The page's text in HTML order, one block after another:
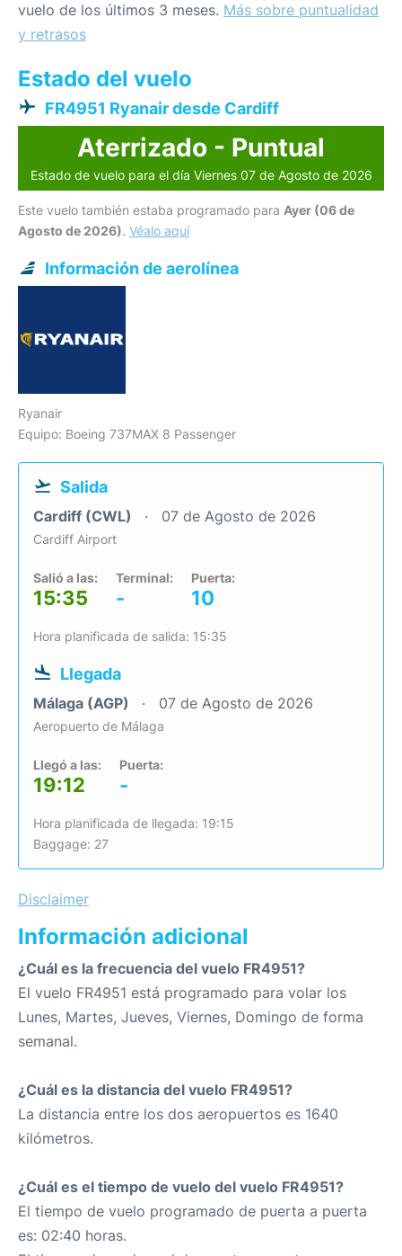
vuelo de los últimos 3 meses. Más sobre puntualidad
y retrasos
Estado del vuelo
FR4951 Ryanair desde Cardiff
Aterrizado - Puntual
Estado de vuelo para el día Viernes 07 de Agosto de 2026
Este vuelo también estaba programado para Ayer (06 de
Agosto de 2026). Véalo aquí
Información de aerolínea
Ryanair
Equipo: Boeing 737MAX 8 Passenger
Salida
Cardiff (CWL) 07 de Agosto de 2026
Cardiff Airport
Salió a las:
15:35
Terminal:
-
Puerta:
10
Hora planificada de salida: 15:35
Llegada
Málaga (AGP) 07 de Agosto de 2026
Aeropuerto de Málaga
Llegó a las:
19:12
Puerta:
-
Hora planificada de llegada: 19:15
Baggage: 27
Disclaimer
Información adicional
¿Cuál es la frecuencia del vuelo FR4951?
El vuelo FR4951 está programado para volar los
Lunes, Martes, Jueves, Viernes, Domingo de forma
semanal.
¿Cuál es la distancia del vuelo FR4951?
La distancia entre los dos aeropuertos es 1640
kilómetros.
¿Cuál es el tiempo de vuelo del vuelo FR4951?
El tiempo de vuelo programado de puerta a puerta
es: 02:40 horas.